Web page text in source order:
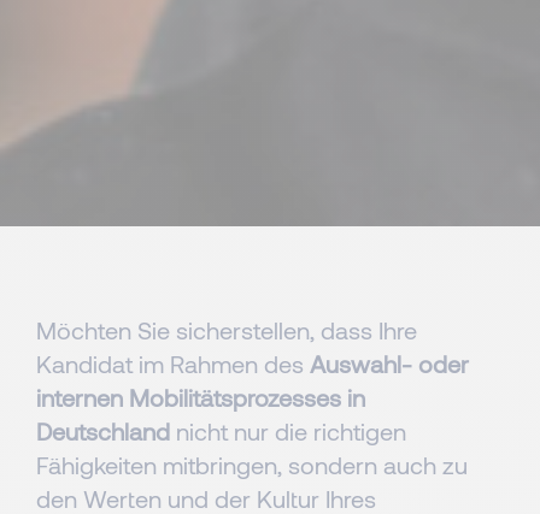
Möchten Sie sicherstellen, dass Ihre
Kandidat im Rahmen des Auswahl- oder
internen Mobilitätsprozesses in
Deutschland nicht nur die richtigen
Fähigkeiten mitbringen, sondern auch zu
den Werten und der Kultur Ihres